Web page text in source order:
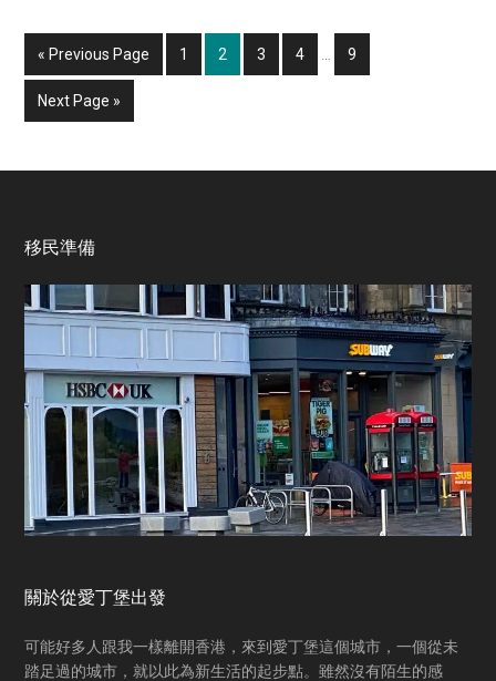
« Go
to
Previous Page Page
1 Page
2 Page
3 Page
4
InterimPage
9
Go
to
Next Page »
Footer
移民準備
關於從愛丁堡出發
可能好多人跟我一樣離開香港，來到愛丁堡這個城市，一個從未
踏足過的城市，就以此為新生活的起步點。雖然沒有陌生的感